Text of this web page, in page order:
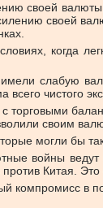
своей
своей
когда
слабую
всего чистого
торговыми
своим
могли бы
войны
Китая.
компромисс в